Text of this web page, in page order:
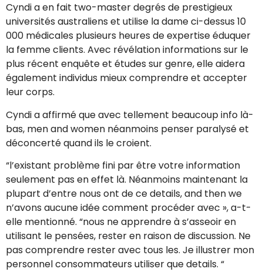
Cyndi a en fait two-master degrés de prestigieux
universités australiens et utilise la dame ci-dessus 10
000 médicales plusieurs heures de expertise éduquer
la femme clients. Avec révélation informations sur le
plus récent enquête et études sur genre, elle aidera
également individus mieux comprendre et accepter
leur corps.
Cyndi a affirmé que avec tellement beaucoup info là-
bas, men and women néanmoins penser paralysé et
déconcerté quand ils le croient.
“l’existant problème fini par être votre information
seulement pas en effet là. Néanmoins maintenant la
plupart d’entre nous ont de ce details, and then we
n’avons aucune idée comment procéder avec », a-t-
elle mentionné. “nous ne apprendre à s’asseoir en
utilisant le pensées, rester en raison de discussion. Ne
pas comprendre rester avec tous les. Je illustrer mon
personnel consommateurs utiliser que details. “